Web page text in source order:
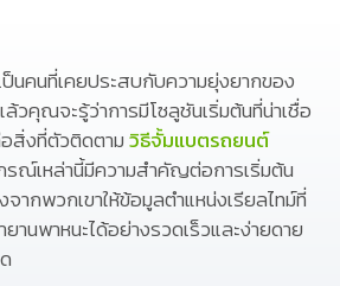
นคนที่เคยประสบกับความยุ่งยากของ
วคุณจะรู้ว่าการมีโซลูชันเริ่มต้นที่น่าเชื่อ
สิ่งที่ตัวติดตามวิธีจั้มแบตรถยนต์
รณ์เหล่านี้มีความสำคัญต่อการเริ่มต้น
ากพวกเขาให้ข้อมูลตำแหน่งเรียลไทม์ที่
นพาหนะได้อย่างรวดเร็วและง่ายดาย